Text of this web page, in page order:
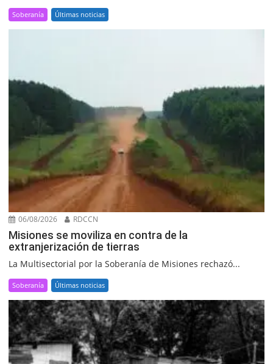
Soberanía Últimas noticias
06/08/2026 RDCCN
Misiones se moviliza en contra de la
extranjerización de tierras
La Multisectorial por la Soberanía de Misiones rechazó...
Soberanía Últimas noticias